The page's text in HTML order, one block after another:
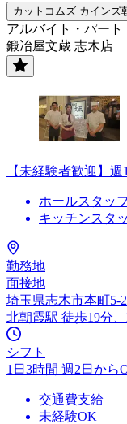
カットコムズ カインズ
アルバイト・パート
鍛冶屋文蔵 志木店
【未経験者歓迎】
ホールスタッフ
キッチンスタ
勤務地
面接地
埼玉県志木市本町5-
北朝霞駅 徒歩19分
シフト
1日3時間 週2日から
交通費支給
未経験OK